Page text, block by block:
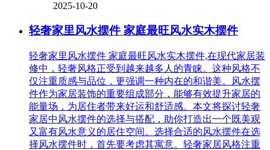
2025-10-20
轻奢家里风水摆件 家庭最旺风水实木摆件
轻奢家里风水摆件 家庭最旺风水实木摆件,在现代家居装
修中，轻奢风格正受到越来越多人的青睐。这种风格不
仅注重质感与品位，更强调一种内在的和谐美。风水摆
件作为家居装饰的重要组成部分，能够有效提升家居的
能量场，为居住者带来好运和舒适感。本文将探讨轻奢
家居中风水摆件的选择与搭配，助你打造出一个既美观
又富有风水意义的居住空间。选择合适的风水摆件在选
择风水摆件时，首先要考虑其寓意。轻奢家居风格注重